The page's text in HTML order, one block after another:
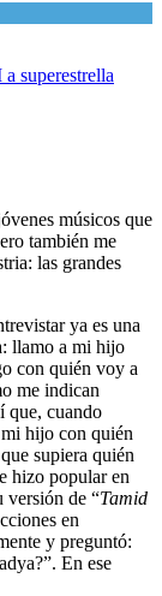
músicos que
también me
las grandes
ya es una
llamo a mi hijo
con quién voy a
me indican
que, cuando
hijo con quién
supiera quién
hizo popular en
versión de “Tamid
en
y preguntó:
En ese